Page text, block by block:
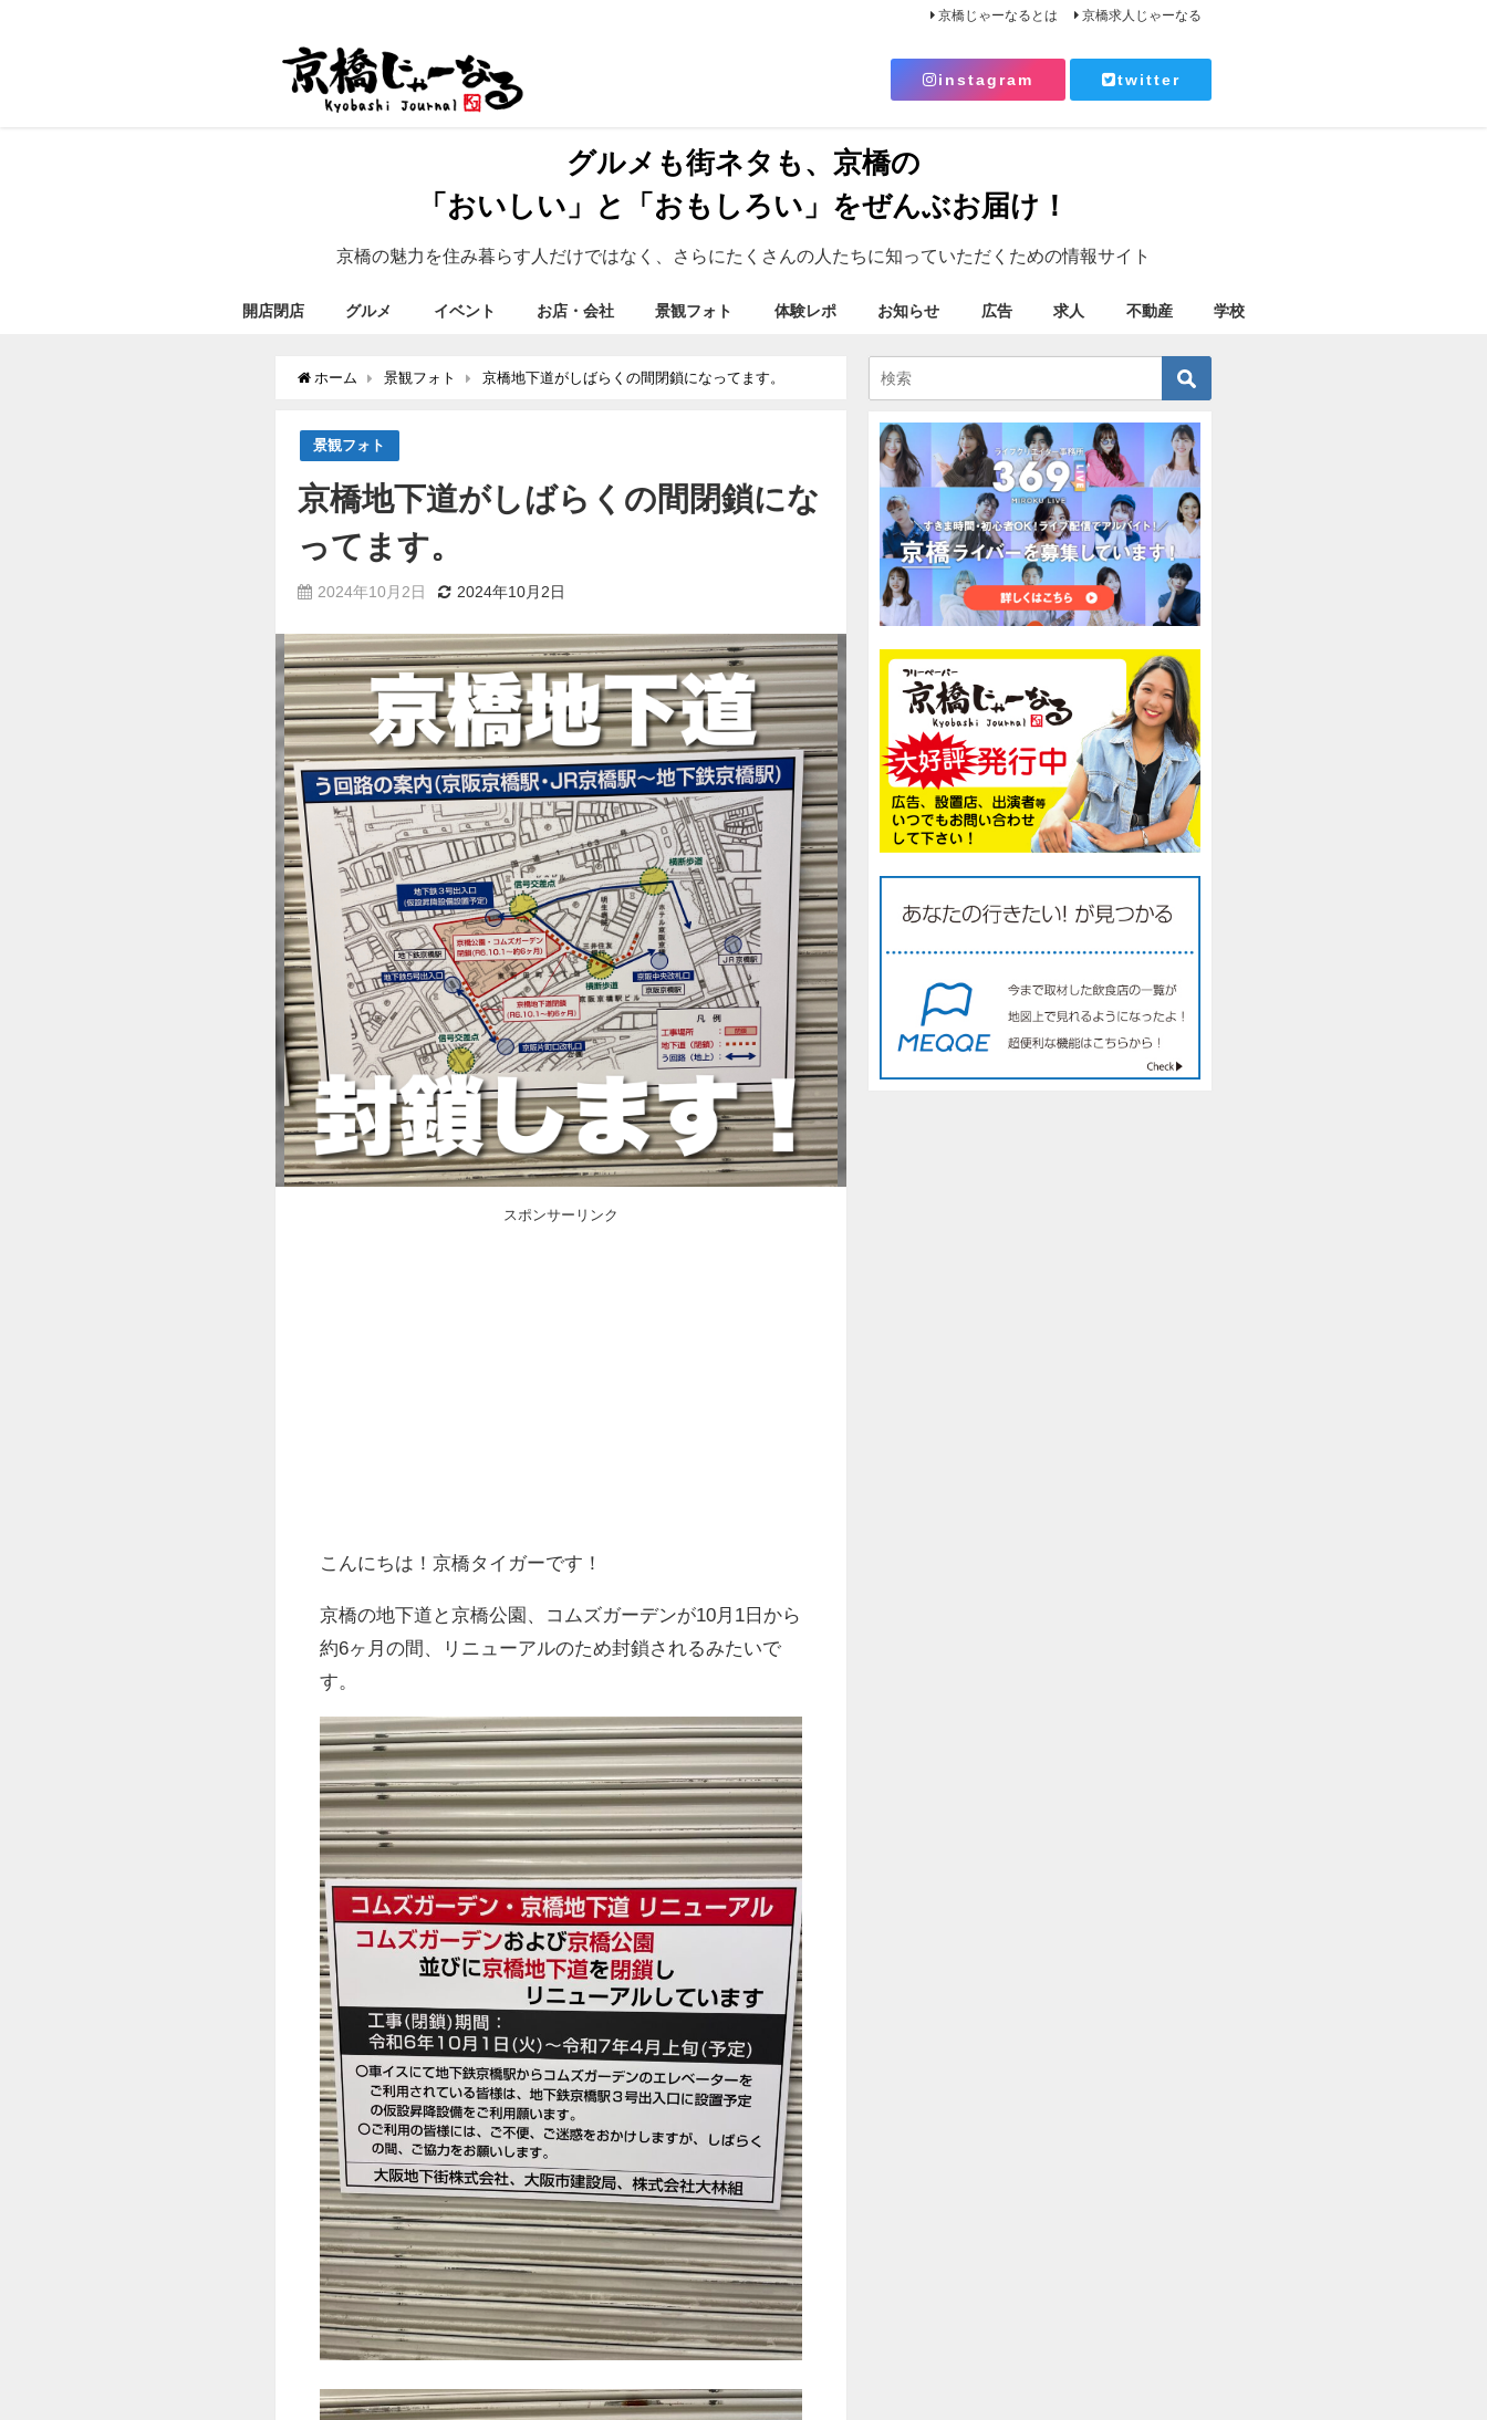
京橋じゃーなるとは 京橋求人じゃーなる
instagram twitter
グルメも街ネタも、京橋の
「おいしい」と「おもしろい」をぜんぶお届け！
京橋の魅力を住み暮らす人だけではなく、さらにたくさんの人たちに知っていただくための情報サイト
開店閉店 グルメ イベント お店・会社 景観フォト 体験レポ お知らせ 広告 求人 不動産 学校
ホーム 景観フォト 京橋地下道がしばらくの間閉鎖になってます。
景観フォト
京橋地下道がしばらくの間閉鎖にな
ってます。
2024年10月2日 2024年10月2日
スポンサーリンク
こんにちは！京橋タイガーです！
京橋の地下道と京橋公園、コムズガーデンが10月1日から
約6ヶ月の間、リニューアルのため封鎖されるみたいで
す。